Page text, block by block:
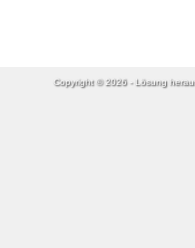
Copyright © 2026 - Lösung